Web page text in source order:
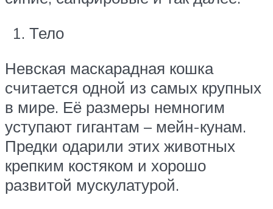
Тело
Невская маскарадная кошка
считается одной из самых крупных
в мире. Её размеры немногим
уступают гигантам – мейн-кунам.
Предки одарили этих животных
крепким костяком и хорошо
развитой мускулатурой.